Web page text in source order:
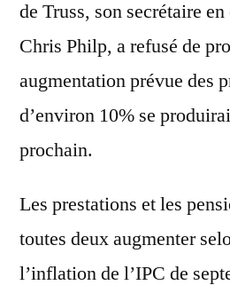
de Truss, son secrétaire
Chris Philp, a refusé de
augmentation prévue des
d’environ 10% se
prochain.
Les prestations et les
toutes deux augmenter
l’inflation de l’IPC de